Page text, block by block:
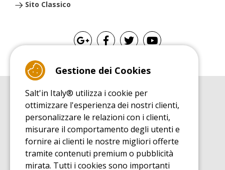
Sito Classico
GUIDA ALL'ACQUISTO
Guida all'acquisito tappeti elastici
GUIDA ALL'INSTALLAZIONE
Guida al montaggio tappeto elastico da giardino
GUIDA DI MANUTENZIONE
Guida alla manutenzione del vostro tappeto elastico
Gestione dei Cookies
Salt'in Italy® utilizza i cookie per
ottimizzare l'esperienza dei nostri clienti,
personalizzare le relazioni con i clienti,
misurare il comportamento degli utenti e
fornire ai clienti le nostre migliori offerte
tramite contenuti premium o pubblicità
mirata. Tutti i cookies sono importanti